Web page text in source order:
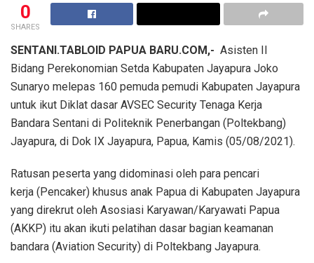
0
SHARES
SENTANI.TABLOID PAPUA BARU.COM,- Asisten II
Bidang Perekonomian Setda Kabupaten Jayapura Joko
Sunaryo melepas 160 pemuda pemudi Kabupaten Jayapura
untuk ikut Diklat dasar AVSEC Security Tenaga Kerja
Bandara Sentani di Politeknik Penerbangan (Poltekbang)
Jayapura, di Dok IX Jayapura, Papua, Kamis (05/08/2021).
Ratusan peserta yang didominasi oleh para pencari
kerja (Pencaker) khusus anak Papua di Kabupaten Jayapura
yang direkrut oleh Asosiasi Karyawan/Karyawati Papua
(AKKP) itu akan ikuti pelatihan dasar bagian keamanan
bandara (Aviation Security) di Poltekbang Jayapura.